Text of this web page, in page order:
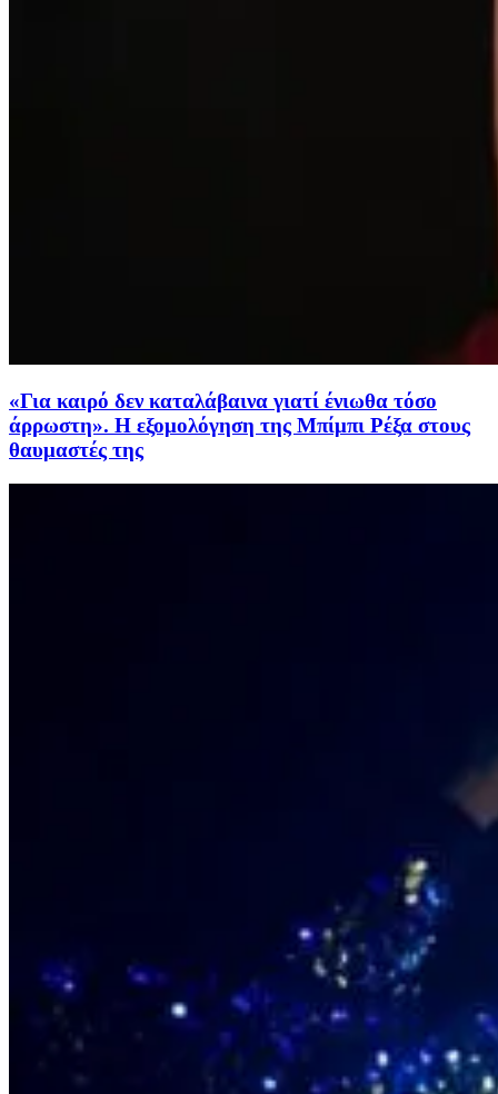
«Για καιρό δεν καταλάβαινα γιατί ένιωθα τόσο
άρρωστη». Η εξομολόγηση της Μπίμπι Ρέξα στους
θαυμαστές της